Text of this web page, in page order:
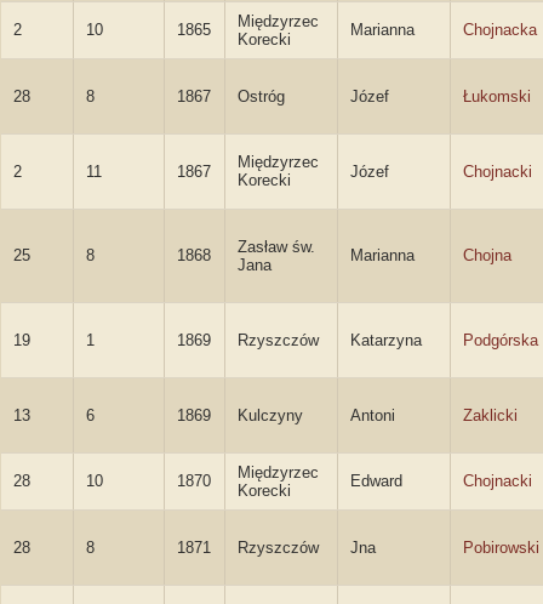
2 10 1865
Międzyrzec
Korecki
Marianna Chojnacka
28 8 1867 Ostróg Józef Łukomski
2 11 1867
Międzyrzec
Korecki
Józef Chojnacki
25 8 1868
Zasław św.
Jana
Marianna Chojna
19 1 1869 Rzyszczów Katarzyna Podgórska
13 6 1869 Kulczyny Antoni Zaklicki
28 10 1870
Międzyrzec
Korecki
Edward Chojnacki
28 8 1871 Rzyszczów Jna Pobirowski